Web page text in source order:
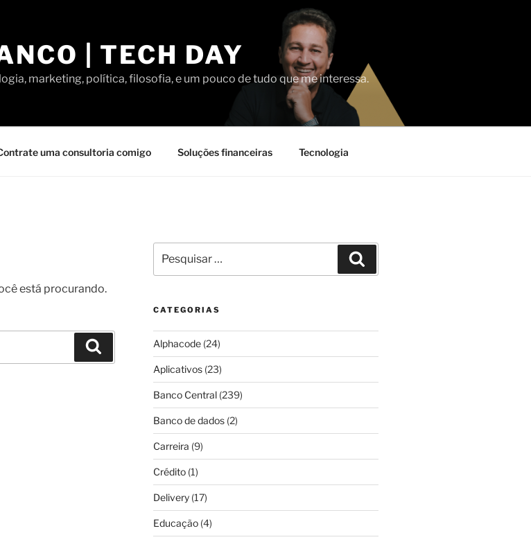
| TECH DAY
marketing, política, filosofia, e um pouco de tudo que me interessa.
uma consultoria comigo Soluções financeiras Tecnologia
está procurando.
Pesquisar
por:
CATEGORIAS
Alphacode(24)
Aplicativos(23)
Banco Central(239)
Banco de dados(2)
Carreira (9)
Crédito(1)
Delivery(17)
Educação(4)